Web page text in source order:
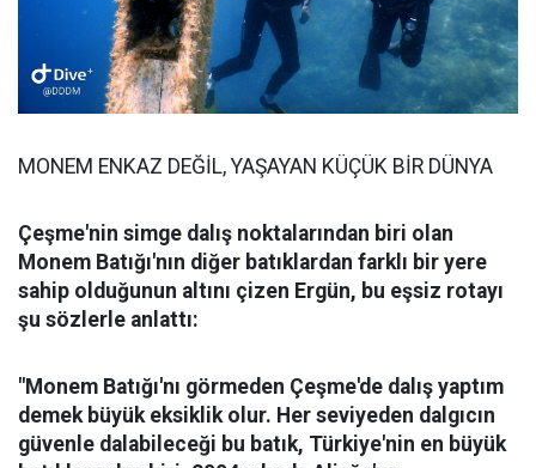
MONEM ENKAZ DEĞİL, YAŞAYAN KÜÇÜK BİR DÜNYA
Çeşme'nin simge dalış noktalarından biri olan
Monem Batığı'nın diğer batıklardan farklı bir yere
sahip olduğunun altını çizen Ergün, bu eşsiz rotayı
şu sözlerle anlattı:
"Monem Batığı'nı görmeden Çeşme'de dalış yaptım
demek büyük eksiklik olur. Her seviyeden dalgıcın
güvenle dalabileceği bu batık, Türkiye'nin en büyük